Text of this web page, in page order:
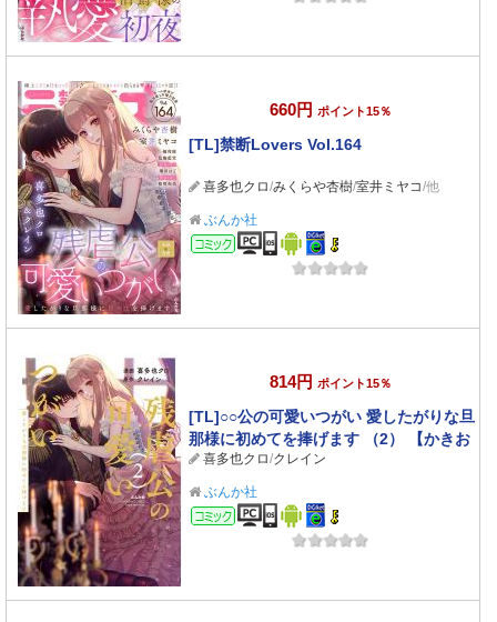
660円 ポイント15％
[TL]禁断Lovers Vol.164
喜多也クロ/みくらや杏樹/室井ミヤコ/他
ぶんか社
コミック
814円 ポイント15％
[TL]○○公の可愛いつがい 愛したがりな旦
那様に初めてを捧げます （2） 【かきお
ろし小説付】
喜多也クロ/クレイン
ぶんか社
コミック